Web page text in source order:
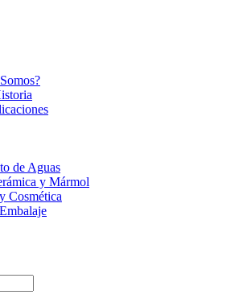
de Aguas
y Mármol
Cosmética